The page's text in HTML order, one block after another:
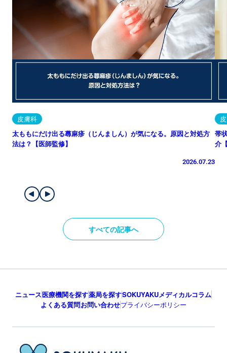
皮膚科
太ももにだけ出る蕁麻疹（じんましん）が気になる。原因と対処方
法は？【医師監修】
2026.07.23
帯
介
すべての記事へ
ニュース医療機関を探す薬局を探すSOKUYAKUメディカルコラム
よくある質問お問い合わせプライバシーポリシー